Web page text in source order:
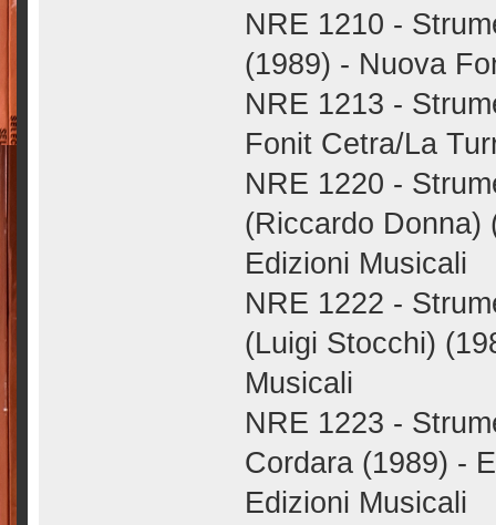
NRE 1210 -
(1989) - Nuova
NRE 1213 -
Fonit Cetra/La
NRE 1220 -
(Riccardo Donna)
Edizioni Musicali
NRE 1222 -
(Luigi Stocchi)
Musicali
NRE 1223 -
Cordara (1989) -
Edizioni Musicali